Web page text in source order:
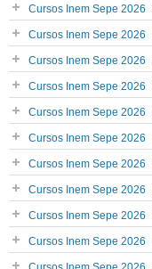
Cursos Inem Sepe 2026
Cursos Inem Sepe 2026
Cursos Inem Sepe 2026
Cursos Inem Sepe 2026
Cursos Inem Sepe 2026
Cursos Inem Sepe 2026
Cursos Inem Sepe 2026
Cursos Inem Sepe 2026
Cursos Inem Sepe 2026
Cursos Inem Sepe 2026